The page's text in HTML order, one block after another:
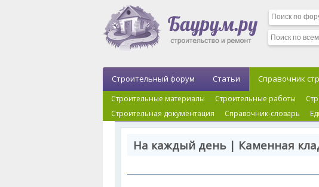
Строительный форум Статьи Справочник
Строительные материалы Строительные работы
Строительная документация
Справочник-словарь
На каждый день | Каменная